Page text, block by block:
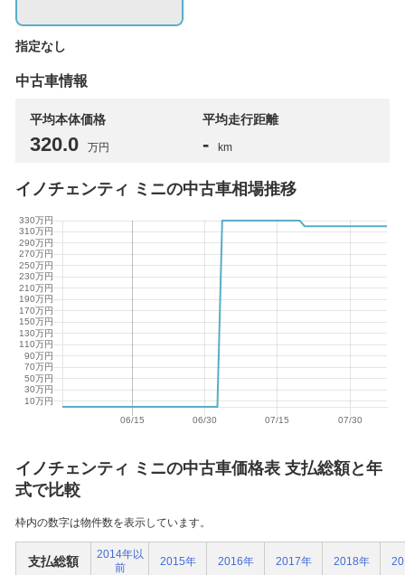
指定なし
中古車情報
平均本体価格
320.0 万円
平均走行距離
- km
イノチェンティ ミニの中古車相場推移
イノチェンティ ミニの中古車価格表 支払総額と年
式で比較
枠内の数字は物件数を表示しています。
支払総額
2014年以
前
2015年 2016年 2017年 2018年